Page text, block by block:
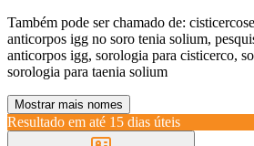
Também pode ser chamado de:
anticorpos igg no soro tenia solium,
anticorpos igg, sorologia para cisticerco,
sorologia para taenia solium
Mostrar mais nomes
Resultado em até 15 dias úteis